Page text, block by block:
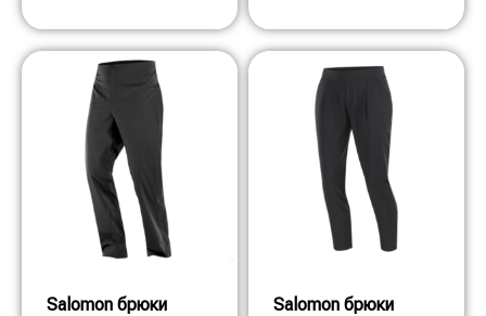
Salomon брюки
Salomon брюки